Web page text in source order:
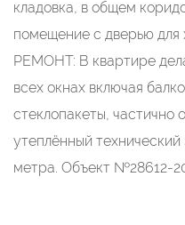
кладовка, в общем
помещение с дверью для
РЕМОНТ: В квартире
всех окнах включая
стеклопакеты, частично
утеплённый
метра. Объект №28612-